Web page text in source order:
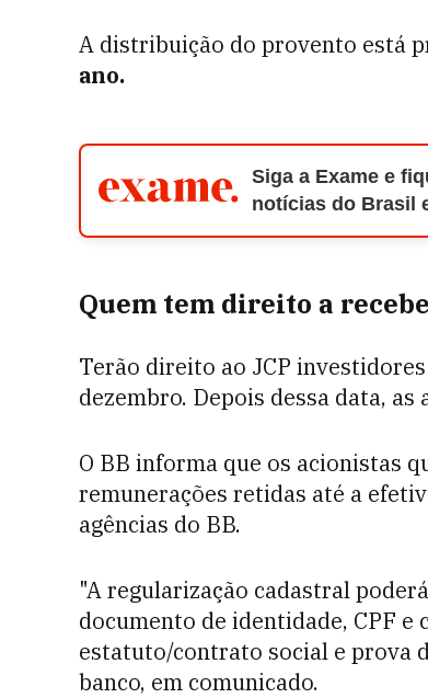
A distribuição do provento está
ano.
Siga a Exame e
notícias do Brasil
Quem tem direito a
Terão direito ao JCP
dezembro. Depois dessa data, as
O BB informa que os acionistas
remunerações retidas até a
agências do BB.
"A regularização cadastral
documento de identidade, CPF e
estatuto/contrato social e prova
banco, em comunicado.